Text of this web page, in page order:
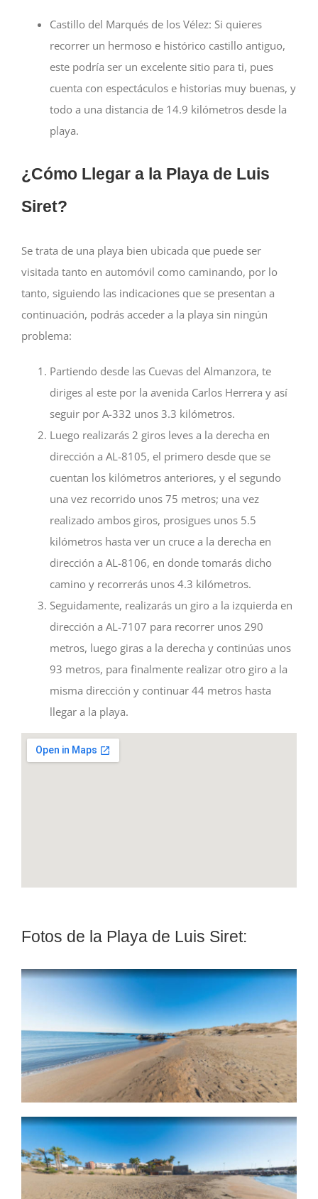
Castillo del Marqués de los Vélez: Si quieres
recorrer un hermoso e histórico castillo antiguo,
este podría ser un excelente sitio para ti, pues
cuenta con espectáculos e historias muy buenas, y
todo a una distancia de 14.9 kilómetros desde la
playa.
¿Cómo Llegar a la Playa de Luis
Siret?
Se trata de una playa bien ubicada que puede ser
visitada tanto en automóvil como caminando, por lo
tanto, siguiendo las indicaciones que se presentan a
continuación, podrás acceder a la playa sin ningún
problema:
Partiendo desde las Cuevas del Almanzora, te
diriges al este por la avenida Carlos Herrera y así
seguir por A-332 unos 3.3 kilómetros.
Luego realizarás 2 giros leves a la derecha en
dirección a AL-8105, el primero desde que se
cuentan los kilómetros anteriores, y el segundo
una vez recorrido unos 75 metros; una vez
realizado ambos giros, prosigues unos 5.5
kilómetros hasta ver un cruce a la derecha en
dirección a AL-8106, en donde tomarás dicho
camino y recorrerás unos 4.3 kilómetros.
Seguidamente, realizarás un giro a la izquierda en
dirección a AL-7107 para recorrer unos 290
metros, luego giras a la derecha y continúas unos
93 metros, para finalmente realizar otro giro a la
misma dirección y continuar 44 metros hasta
llegar a la playa.
Fotos de la Playa de Luis Siret: